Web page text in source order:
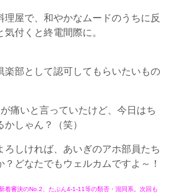
理屋で、和やかなムードのうちに反
付くと終電間際に。
楽部として認可してもらいたいもの
痛いと言っていたけど、今日はち
しゃん？（笑）
ろしければ、あいぎのアホ部員たち
？どなたでもウェルカムですよ～！
着審決のNo.2、たぶん4-1-11等の類否・混同系。次回も